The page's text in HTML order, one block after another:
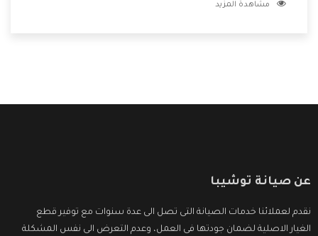
الشركة بها والتى تكون منها خدمة الصيانة التى تكون من أهم
مشاهدة المزيد
عن صيانة توشيبا
نقدم لعملائنا خدمات الصيانة التى تصل الى عدة سنوات مع توفير قطع
الغيار الاصلية لضمان جودتها فى العمل، وعدم التعرض الى نفس المشكلة